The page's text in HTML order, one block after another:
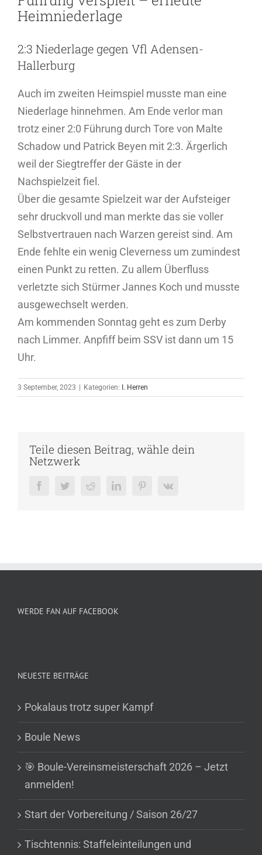
Heimniederlage
2:3 Niederlage gegen Vfl Adensen-
Hallerburg
Auch im zweiten Heimspiel musste man eine
Niederlage hinnehmen. Am Ende verlor man
trotz einer 2:0 Führung durch Tore von Malte
Schadow und Patrick Beyen mit 2:3. Ärgerlich
weil der Siegtreffer der Gäste in der
Nachspielzeit fiel.
Über die gesamte Spielzeit war der Aufsteiger
sehr druckvoll und man merkte das sie voller
Selbstvertrauen nach Warzen gereist sind. Am
Ende fehlte ein wenig Cleverness um zumindest
einen Punkt zu retten. Zu allem Überfluss
verletzte sich Stürmer Jannes Koch und musste
ausgewechselt werden.
Am kommenden Sonntag geht es zum Derby
nach Limmer. Anpfiff beim SSV ist dann um 15
Uhr.
3 September, 2023 Kategorien: I. Herren
Teile diesen Beitrag, wähle dein
Netzwerk
FacebookTwitterRedditLinkedInPinterestVk
WERDE FAN AUF FACEBOOK
NEUESTE BEITRÄGE
Pokalaus trotz super Kampf
Boule News
🎯 Boule-Vereinsmeisterschaft 2026 – Jetzt
anmelden!
Start der Vorbereitung / Saison 26/27
Tischtennis: Staffeleinteilungen und